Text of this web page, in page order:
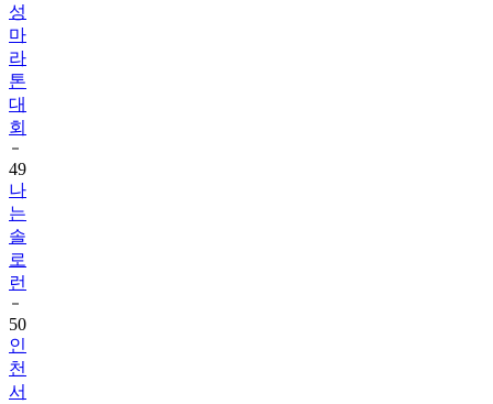
성
마
라
톤
대
회
49
나
는
솔
로
런
50
인
천
서